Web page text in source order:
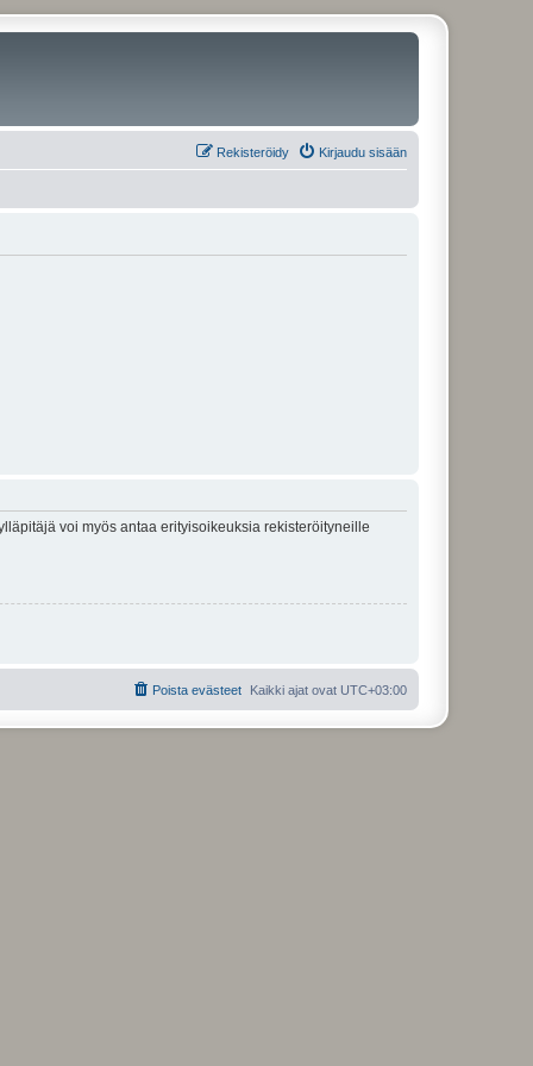
Kirjaudu sisään
Rekisteröidy
voi myös antaa erityisoikeuksia rekisteröityneille
Kaikki ajat ovat UTC+03:00
Poista evästeet